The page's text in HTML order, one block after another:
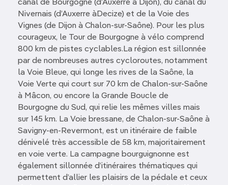
canal de Bourgogne (d’Auxerre à Dijon), du canal du
Nivernais (d’Auxerre àDecize) et de la Voie des
Vignes (de Dijon à Chalon-sur-Saône). Pour les plus
courageux, le Tour de Bourgogne à vélo comprend
800 km de pistes cyclables.La région est sillonnée
par de nombreuses autres cycloroutes, notamment
la Voie Bleue, qui longe les rives de la Saône, la
Voie Verte qui court sur 70 km de Chalon-sur-Saône
à Mâcon, ou encore la Grande Boucle de
Bourgogne du Sud, qui relie les mêmes villes mais
sur 145 km. La Voie bressane, de Chalon-sur-Saône à
Savigny-en-Revermont, est un itinéraire de faible
dénivelé très accessible de 58 km, majoritairement
en voie verte. La campagne bourguignonne est
également sillonnée d’itinéraires thématiques qui
permettent d’allier les plaisirs de la pédale et ceux